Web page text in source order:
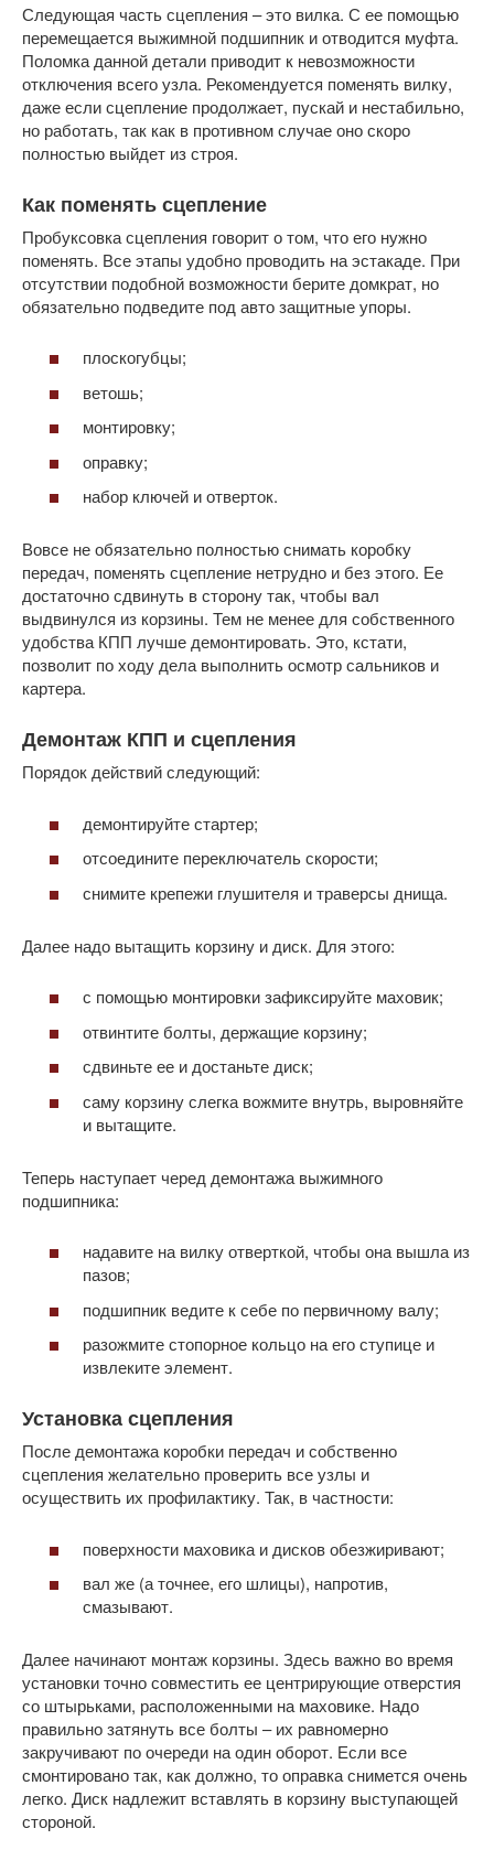
Следующая часть сцепления – это вилка. С ее помощью
перемещается выжимной подшипник и отводится муфта.
Поломка данной детали приводит к невозможности
отключения всего узла. Рекомендуется поменять вилку,
даже если сцепление продолжает, пускай и нестабильно,
но работать, так как в противном случае оно скоро
полностью выйдет из строя.
Как поменять сцепление
Пробуксовка сцепления говорит о том, что его нужно
поменять. Все этапы удобно проводить на эстакаде. При
отсутствии подобной возможности берите домкрат, но
обязательно подведите под авто защитные упоры.
плоскогубцы;
ветошь;
монтировку;
оправку;
набор ключей и отверток.
Вовсе не обязательно полностью снимать коробку
передач, поменять сцепление нетрудно и без этого. Ее
достаточно сдвинуть в сторону так, чтобы вал
выдвинулся из корзины. Тем не менее для собственного
удобства КПП лучше демонтировать. Это, кстати,
позволит по ходу дела выполнить осмотр сальников и
картера.
Демонтаж КПП и сцепления
Порядок действий следующий:
демонтируйте стартер;
отсоедините переключатель скорости;
снимите крепежи глушителя и траверсы днища.
Далее надо вытащить корзину и диск. Для этого:
с помощью монтировки зафиксируйте маховик;
отвинтите болты, держащие корзину;
сдвиньте ее и достаньте диск;
саму корзину слегка вожмите внутрь, выровняйте
и вытащите.
Теперь наступает черед демонтажа выжимного
подшипника:
надавите на вилку отверткой, чтобы она вышла из
пазов;
подшипник ведите к себе по первичному валу;
разожмите стопорное кольцо на его ступице и
извлеките элемент.
Установка сцепления
После демонтажа коробки передач и собственно
сцепления желательно проверить все узлы и
осуществить их профилактику. Так, в частности:
поверхности маховика и дисков обезжиривают;
вал же (а точнее, его шлицы), напротив,
смазывают.
Далее начинают монтаж корзины. Здесь важно во время
установки точно совместить ее центрирующие отверстия
со штырьками, расположенными на маховике. Надо
правильно затянуть все болты – их равномерно
закручивают по очереди на один оборот. Если все
смонтировано так, как должно, то оправка снимется очень
легко. Диск надлежит вставлять в корзину выступающей
стороной.